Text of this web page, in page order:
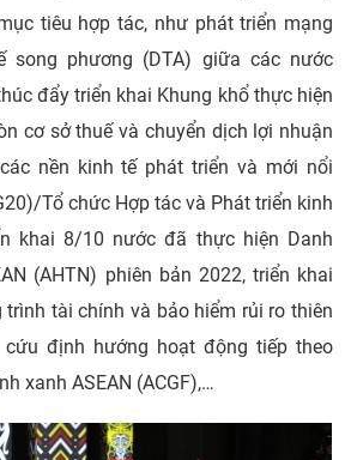
tiêu hợp tác, như phát triển mạng
song phương (DTA) giữa các nước
đẩy triển khai Khung khổ thực hiện
cơ sở thuế và chuyển dịch lợi nhuận
nền kinh tế phát triển và mới nổi
Tổ chức Hợp tác và Phát triển kinh
khai 8/10 nước đã thực hiện Danh
(AHTN) phiên bản 2022, triển khai
tài chính và bảo hiểm rủi ro thiên
cứu định hướng hoạt động tiếp theo
xanh ASEAN (ACGF),…